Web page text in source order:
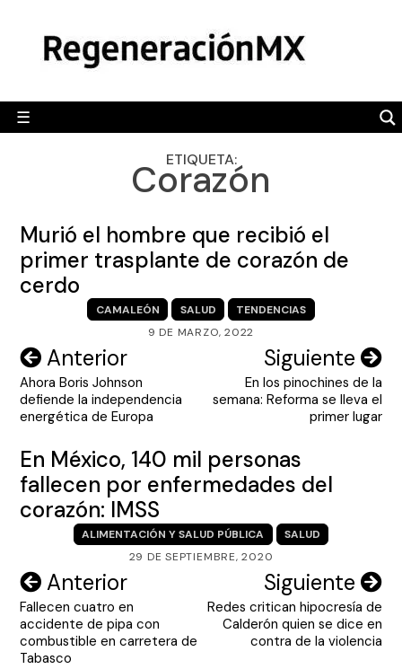
content
☰
POLÍTICA
CAMALEÓN
OPINIÓN
ENGLISH SECTION
ETIQUETA:
Corazón
Murió el hombre que recibió el
primer trasplante de corazón de
cerdo
CAMALEÓN SALUD
TENDENCIAS
9 DE MARZO, 2022
Navegación
de
entradas
Anterior
Ahora Boris Johnson
defiende la independencia
energética de Europa
Siguiente
En los pinochines de la
semana: Reforma se lleva el
primer lugar
En México, 140 mil personas
fallecen por enfermedades del
corazón: IMSS
ALIMENTACIÓN Y SALUD PÚBLICA
SALUD
29 DE SEPTIEMBRE, 2020
Navegación
de
entradas
Anterior
Fallecen cuatro en
accidente de pipa con
combustible en carretera de
Tabasco
Siguiente
Redes critican hipocresía de
Calderón quien se dice en
contra de la violencia